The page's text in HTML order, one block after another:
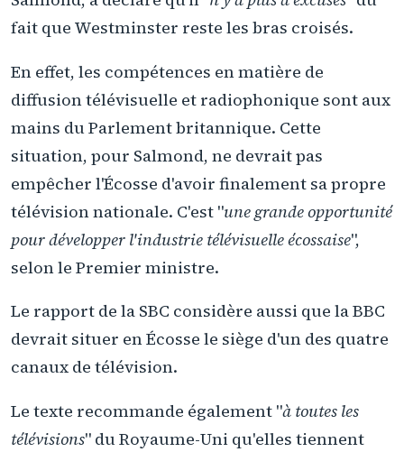
fait que Westminster reste les bras croisés.
En effet, les compétences en matière de
diffusion télévisuelle et radiophonique sont aux
mains du Parlement britannique. Cette
situation, pour Salmond, ne devrait pas
empêcher l'Écosse d'avoir finalement sa propre
télévision nationale. C'est "une grande opportunité
pour développer l'industrie télévisuelle écossaise",
selon le Premier ministre.
Le rapport de la SBC considère aussi que la BBC
devrait situer en Écosse le siège d'un des quatre
canaux de télévision.
Le texte recommande également "à toutes les
télévisions" du Royaume-Uni qu'elles tiennent